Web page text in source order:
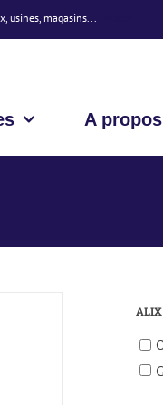
usines, magasins...
A propos